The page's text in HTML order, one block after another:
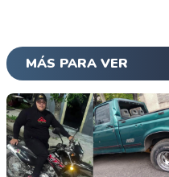
MÁS PARA VER